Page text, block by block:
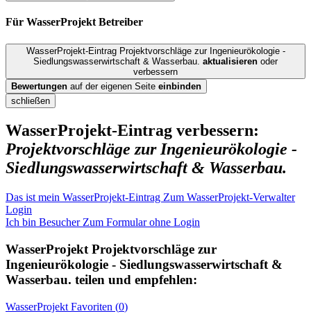
Für WasserProjekt Betreiber
WasserProjekt-Eintrag Projektvorschläge zur Ingenieurökologie -
Siedlungswasserwirtschaft & Wasserbau. aktualisieren oder
verbessern
Bewertungen auf der eigenen Seite einbinden
schließen
WasserProjekt-Eintrag verbessern:
Projektvorschläge zur Ingenieurökologie -
Siedlungswasserwirtschaft & Wasserbau.
Das ist mein WasserProjekt-Eintrag Zum WasserProjekt-Verwalter
Login
Ich bin Besucher Zum Formular ohne Login
WasserProjekt Projektvorschläge zur
Ingenieurökologie - Siedlungswasserwirtschaft &
Wasserbau. teilen und empfehlen:
WasserProjekt Favoriten (0)